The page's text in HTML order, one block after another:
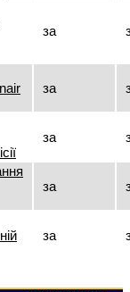
за
за
за
за
за